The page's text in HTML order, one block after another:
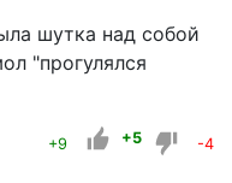
шутка над собой
"прогулялся
+9 +5 -4